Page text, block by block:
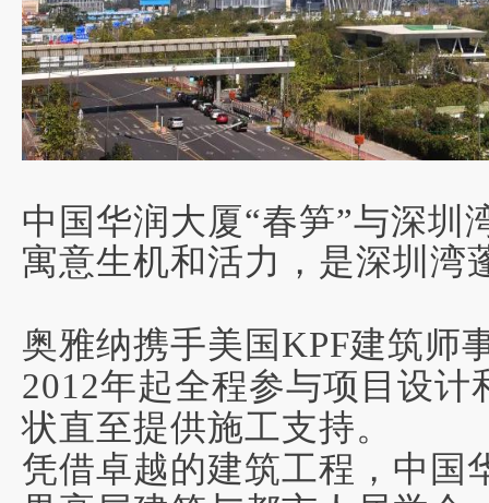
中国华润大厦“春笋”与深圳
寓意生机和活力，是深圳湾
奥雅纳携手美国KPF建筑师
2012年起全程参与项目设
状直至提供施工支持。
凭借卓越的建筑工程，中国